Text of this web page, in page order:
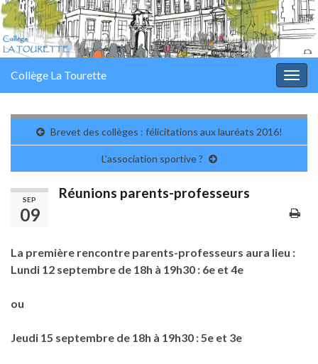
Collège La Tourette
Brevet des collèges : félicitations aux lauréats 2016!
L’association sportive ?
SEP
09
Réunions parents-professeurs
La première rencontre parents-professeurs aura lieu :
Lundi 12 septembre de 18h à 19h30 : 6e et 4e
ou
Jeudi 15 septembre de 18h à 19h30 : 5e et 3e